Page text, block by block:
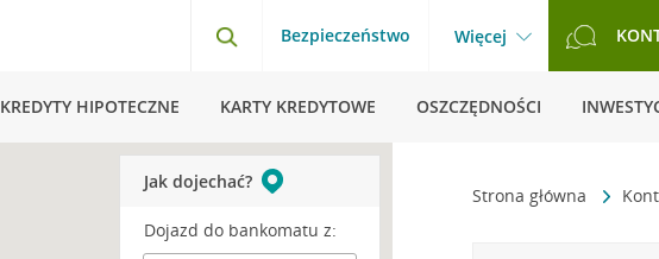
Bezpieczeństwo Więcej
KREDYTY HIPOTECZNE KARTY KREDYTOWE OSZCZĘDNOŚCI
Strona główna
Jak dojechać?
Dojazd do bankomatu z: